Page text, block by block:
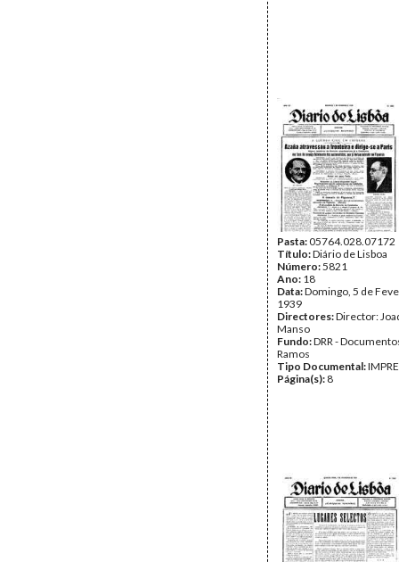
Pasta:05764.028.07172
Título:Diário de Lisboa
Número:5821
Ano: 18
Data:Domingo, 5 de
1939
Directores:Director:
Manso
Fundo:DRR -
Ramos
Tipo Documental:
Página(s): 8